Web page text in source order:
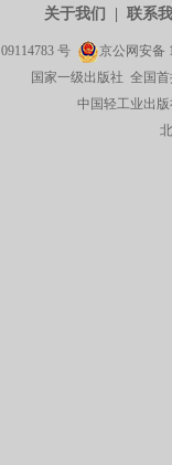
关于我们 联系
09114783 号 京公网安备
国家一级出版社 全国
中国轻工业出版